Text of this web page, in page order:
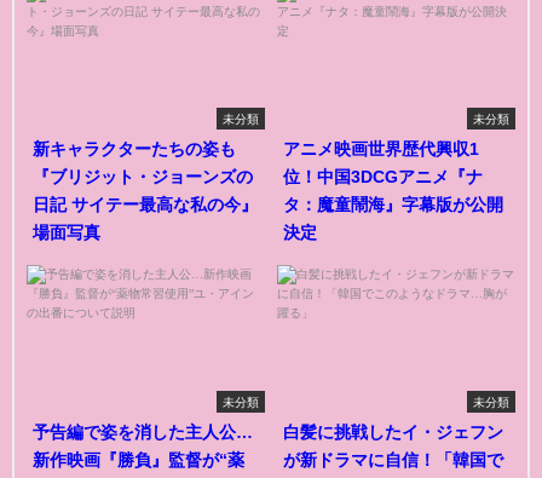
未分類
新キャラクターたちの姿も
『ブリジット・ジョーンズの
日記 サイテー最高な私の今』
場面写真
未分類
アニメ映画世界歴代興収1
位！中国3DCGアニメ『ナ
タ：魔童鬧海』字幕版が公開
決定
未分類
予告編で姿を消した主人公…
新作映画『勝負』監督が“薬
未分類
白髪に挑戦したイ・ジェフン
が新ドラマに自信！「韓国で